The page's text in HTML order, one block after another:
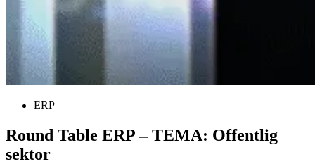
ERP
Round Table ERP – TEMA: Offentlig
sektor